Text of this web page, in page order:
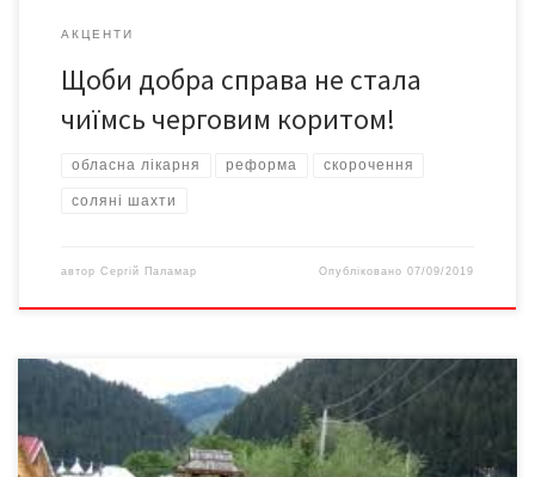
АКЦЕНТИ
Щоби добра справа не стала
чиїмсь черговим коритом!
обласна лікарня реформа скорочення
соляні шахти
автор Сергій Паламар Опубліковано07/09/2019
Депутати Путильської районної ради Чернівецької області
звернулися до президента Володимира Зеленського із
проханням про збереження Путильського району як окремої